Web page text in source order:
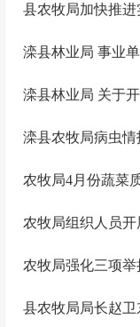
县农牧局加快推
滦县林业局 事业
滦县林业局 关于
滦县农牧局病虫
农牧局4月份蔬菜
农牧局组织人员
农牧局强化三项
县农牧局局长赵